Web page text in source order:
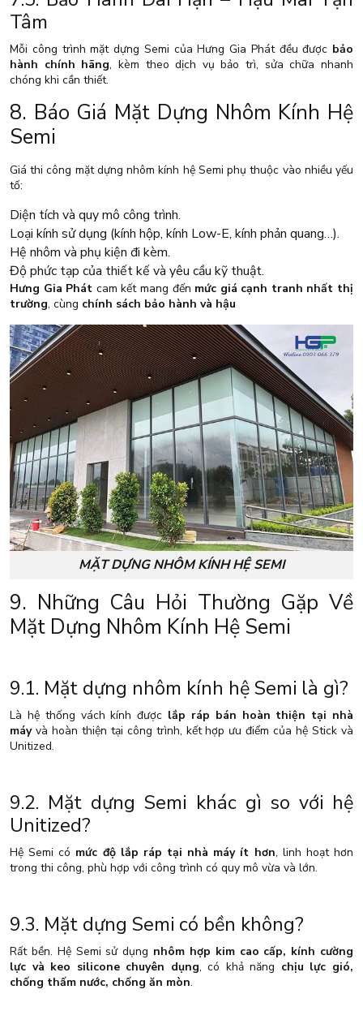
Tâm
Mỗi công trình mặt dựng Semi của Hưng Gia Phát đều được bảo
hành chính hãng, kèm theo dịch vụ bảo trì, sửa chữa nhanh
chóng khi cần thiết.
8. Báo Giá Mặt Dựng Nhôm Kính Hệ
Semi
Giá thi công mặt dựng nhôm kính hệ Semi phụ thuộc vào nhiều yếu
tố:
Diện tích và quy mô công trình.
Loại kính sử dụng (kính hộp, kính Low-E, kính phản quang…).
Hệ nhôm và phụ kiện đi kèm.
Độ phức tạp của thiết kế và yêu cầu kỹ thuật.
Hưng Gia Phát cam kết mang đến mức giá cạnh tranh nhất thị
trường, cùng chính sách bảo hành và hậu
MẶT DỰNG NHÔM KÍNH HỆ SEMI
9. Những Câu Hỏi Thường Gặp Về
Mặt Dựng Nhôm Kính Hệ Semi
9.1. Mặt dựng nhôm kính hệ Semi là gì?
Là hệ thống vách kính được lắp ráp bán hoàn thiện tại nhà
máyvà hoàn thiện tại công trình, kết hợp ưu điểm của hệ Stick và
Unitized.
9.2. Mặt dựng Semi khác gì so với hệ
Unitized?
Hệ Semi có mức độ lắp ráp tại nhà máy ít hơn, linh hoạt hơn
trong thi công, phù hợp với công trình có quy mô vừa và lớn.
9.3. Mặt dựng Semi có bền không?
Rất bền. Hệ Semi sử dụng nhôm hợp kim cao cấp, kính cường
lực và keo silicone chuyên dụng, có khả năng chịu lực gió,
chống thấm nước, chống ăn mòn.